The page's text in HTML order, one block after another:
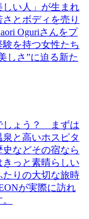
い人」が生まれ
とボディを売り
Oguriさんをプ
を持つ女性たち
しさ”に迫る新た
しょう？ まずは
と高いホスピタ
などその宿なら
っと素晴らしい
りの大切な旅時
が実際に訪れ